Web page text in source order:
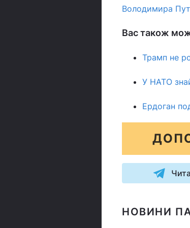
Володимира
Вас також
Трамп не
У НАТО
Ердоган
НОВИНИ